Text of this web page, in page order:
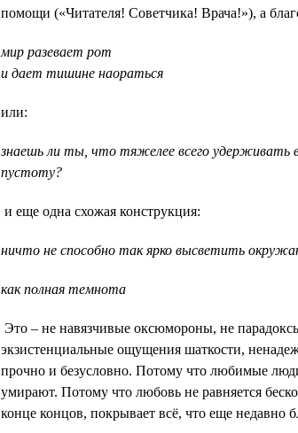
помощи («Читателя! Советчика! Врача!»), а
мир разевает рот
и дает тишине наораться
или:
знаешь ли ты, что тяжелее всего удерживать
пустоту?
и еще одна схожая конструкция:
ничто не способно так ярко высветить
как полная темнота
Это – не навязчивые оксюмороны, не
экзистенциальные ощущения шаткости,
прочно и безусловно. Потому что любимые
умирают. Потому что любовь не равняется
конце концов, покрывает всё, что еще недавно